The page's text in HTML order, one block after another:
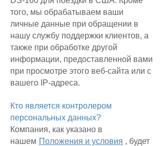
того, мы обрабатываем ваши
личные данные при обращении в
нашу службу поддержки клиентов, а
также при обработке другой
информации, предоставленной вами
при просмотре этого веб-сайта или с
вашего IP-адреса.
Кто является контролером
персональных данных?
Компания, как указано в
нашем Положения и условия , будет